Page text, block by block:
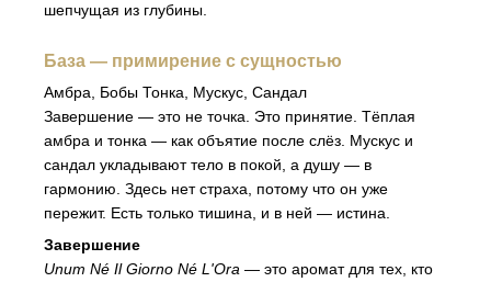
шепчущая из глубины.
База — примирение с сущностью
Амбра, Бобы Тонка, Мускус, Сандал
Завершение — это не точка. Это принятие. Тёплая
амбра и тонка — как объятие после слёз. Мускус и
сандал укладывают тело в покой, а душу — в
гармонию. Здесь нет страха, потому что он уже
пережит. Есть только тишина, и в ней — истина.
Завершение
Unum Né Il Giorno Né L'Ora — это аромат для тех, кто